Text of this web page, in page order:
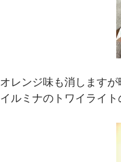
オレンジ味も消します
イルミナのトワイライ